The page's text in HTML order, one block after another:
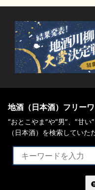
地酒（日本酒）フリー
“おとこやま”や“男”、”甘
（日本酒）を検索していた